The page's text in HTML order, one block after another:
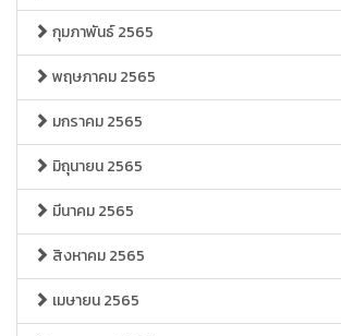
กุมภาพันธ์ 2565
พฤษภาคม 2565
มกราคม 2565
มิถุนายน 2565
มีนาคม 2565
สิงหาคม 2565
เมษายน 2565